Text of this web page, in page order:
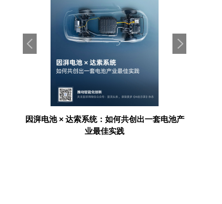
因湃电池 × 达索系统：如何共创出一套电池产
业最佳实践